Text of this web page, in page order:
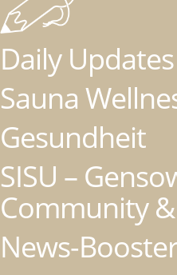
Daily
Sauna
Gesundheit
SISU –
Community
News-